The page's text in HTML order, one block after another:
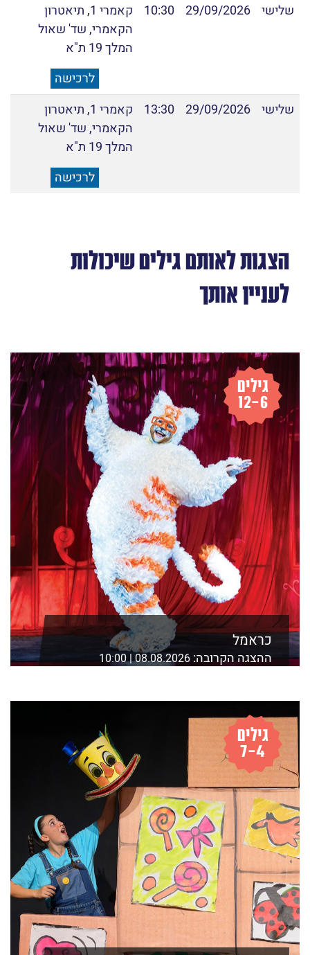
שלישי 29/09/2026
10:30
קאמרי 1, תיאטרון
הקאמרי, שד' שאול
המלך 19 ת"א
לרכישה
שלישי 29/09/2026
13:30
קאמרי 1, תיאטרון
הקאמרי, שד' שאול
המלך 19 ת"א
לרכישה
הצגות לאותם גילים שיכולות
לעניין אותך
כראמל
ההצגה הקרובה: 08.08.2026 | 10:00